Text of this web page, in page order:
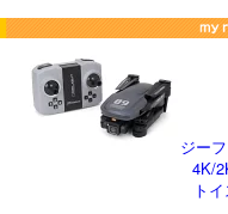
ジー
4K/
ト